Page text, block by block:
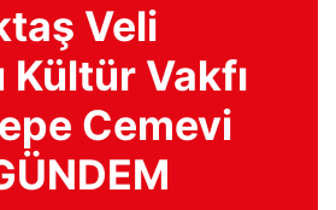
Veli
Vakfı
Cemevi